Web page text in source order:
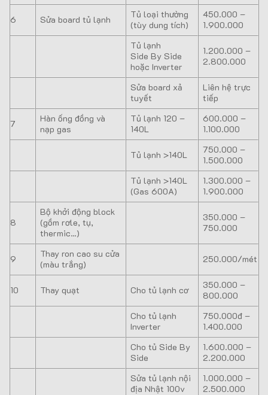
6 Sửa board tủ lạnh
Tủ loại thường
(tùy dung tích)
450.000 –
1.900.000
Tủ lạnh
Side By Side
hoặc Inverter
1.200.000 –
2.800.000
Sửa board xả
tuyết
Liên hệ trực
tiếp
7
Hàn ống đồng và
nạp gas
Tủ lạnh 120 –
140L
600.000 –
1.100.000
Tủ lạnh >140L
750.000 –
1.500.000
Tủ lạnh >140L
(Gas 600A)
1.300.000 –
1.900.000
8
Bộ khởi động block
(gồm rơle, tụ,
thermic…)
350.000 –
750.000
9
Thay ron cao su cửa
(màu trắng)
250.000/mét
10 Thay quạt Cho tủ lạnh cơ
350.000 –
800.000
Cho tủ lạnh
Inverter
750.000đ –
1.400.000
Cho tủ Side By
Side
1.600.000 –
2.200.000
Sửa tủ lạnh nội
địa Nhật 100v
1.000.000 –
2.500.000